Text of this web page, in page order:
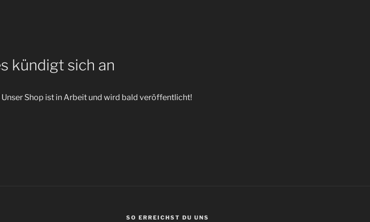
kündigt sich an
Shop ist in Arbeit und wird bald veröffentlicht!
SO ERREICHST DU UNS